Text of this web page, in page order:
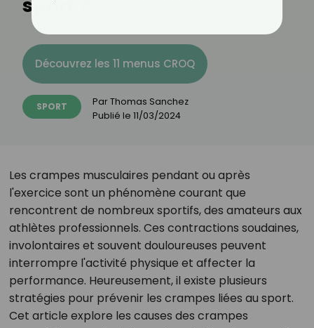
sport ?
Découvrez les 11 menus CROQ
SPORT ParThomas Sanchez
Publié le 11/03/2024
Les crampes musculaires pendant ou après
l'exercice sont un phénomène courant que
rencontrent de nombreux sportifs, des amateurs aux
athlètes professionnels. Ces contractions soudaines,
involontaires et souvent douloureuses peuvent
interrompre l'activité physique et affecter la
performance. Heureusement, il existe plusieurs
stratégies pour prévenir les crampes liées au sport.
Cet article explore les causes des crampes